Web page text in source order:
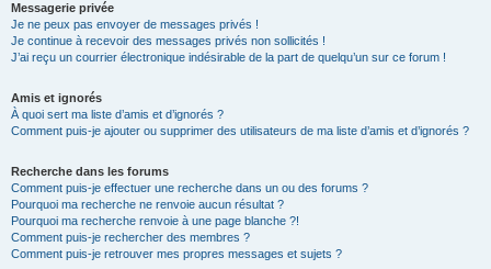
Messagerie privée
Je ne peux pas envoyer de messages privés !
Je continue à recevoir des messages privés non sollicités !
J’ai reçu un courrier électronique indésirable de la part de quelqu’un sur ce forum !
Amis et ignorés
À quoi sert ma liste d’amis et d’ignorés ?
Comment puis-je ajouter ou supprimer des utilisateurs de ma liste d’amis et d’ignorés ?
Recherche dans les forums
Comment puis-je effectuer une recherche dans un ou des forums ?
Pourquoi ma recherche ne renvoie aucun résultat ?
Pourquoi ma recherche renvoie à une page blanche ?!
Comment puis-je rechercher des membres ?
Comment puis-je retrouver mes propres messages et sujets ?